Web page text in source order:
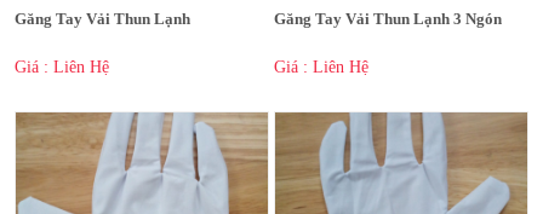
Găng Tay Vải Thun Lạnh
Giá : Liên Hệ
Găng Tay Vải Thun Lạnh 3 Ngón
Giá : Liên Hệ